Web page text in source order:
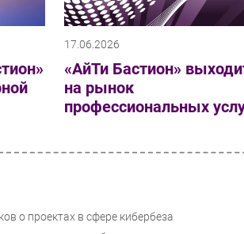
17.06.2026
«АйТи Бастион»
на рынок
профессиональных
о проектах в сфере кибербеза